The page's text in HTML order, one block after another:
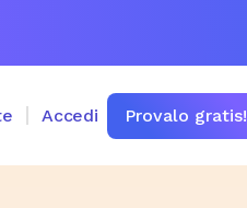
Accedi Provalo gratis!